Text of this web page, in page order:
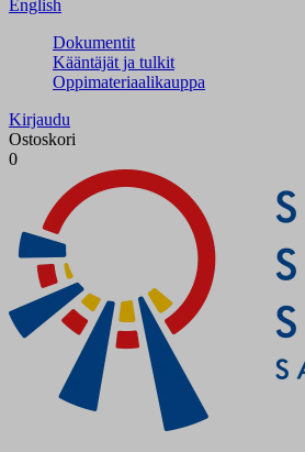
English
Dokumentit
Kääntäjät ja tulkit
Oppimateriaalikauppa
Kirjaudu
Ostoskori
0